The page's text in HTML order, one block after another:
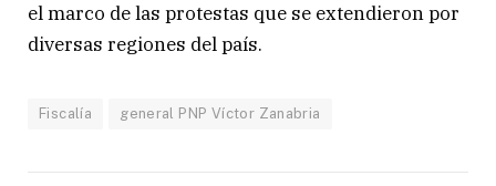
el marco de las protestas que se extendieron por
diversas regiones del país.
Fiscalía general PNP Víctor Zanabria